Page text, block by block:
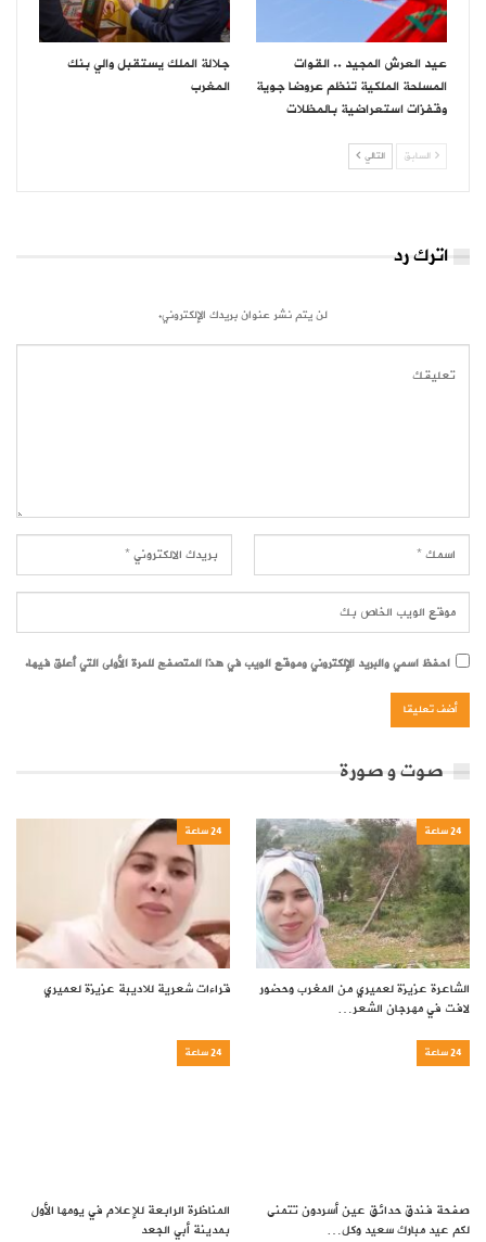
عيد العرش المجيد .. القوات
المسلحة الملكية تنظم عروضا جوية
وقفزات استعراضية بالمظلات
جلالة الملك يستقبل والي بنك
المغرب
السابق التالي
اترك رد
لن يتم نشر عنوان بريدك الإلكتروني.
احفظ اسمي والبريد الإلكتروني وموقع الويب في هذا المتصفح للمرة الأولى التي أعلق فيها.
صوت و صورة
24 ساعة
الشاعرة عزيزة لعميري من المغرب وحضور
لافت في مهرجان الشعر…
24 ساعة
قراءات شعرية للاديبة عزيزة لعميري
24 ساعة
صفحة فندق حدائق عين أسردون تتمنى
لكم عيد مبارك سعيد وكل…
24 ساعة
المناظرة الرابعة للإعلام في يومها الأول
بمدينة أبي الجعد